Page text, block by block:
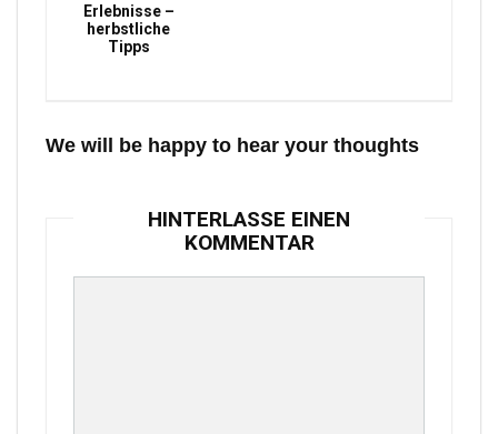
Erlebnisse –
herbstliche
Tipps
We will be happy to hear your thoughts
HINTERLASSE EINEN
KOMMENTAR